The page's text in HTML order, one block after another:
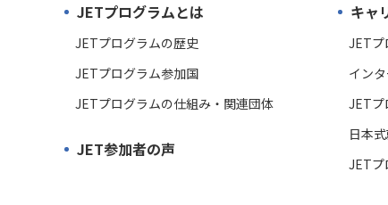
JETプログラムとは
JETプログラムの歴史
JETプログラム参加国
JETプログラムの仕組み・関連団体
JET参加者の声
キャ
JETプ
イン
JETプ
日本
JETプ